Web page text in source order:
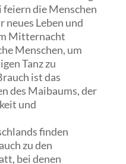
die Menschen
neues Leben und
Mitternacht
Menschen, um
Tanz zu
ist das
des Maibaums, der
und
finden
zu den
bei denen